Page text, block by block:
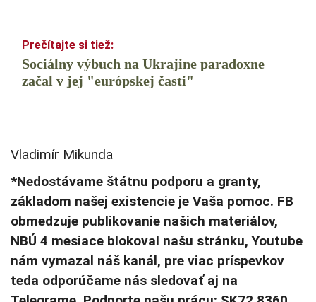
Sociálny výbuch na Ukrajine paradoxne
začal v jej "európskej časti"
Vladimír Mikunda
*Nedostávame štátnu podporu a granty,
základom našej existencie je Vaša pomoc. FB
obmedzuje publikovanie našich materiálov,
NBÚ 4 mesiace blokoval našu stránku, Youtube
nám vymazal náš kanál, pre viac príspevkov
teda odporúčame nás sledovať aj na